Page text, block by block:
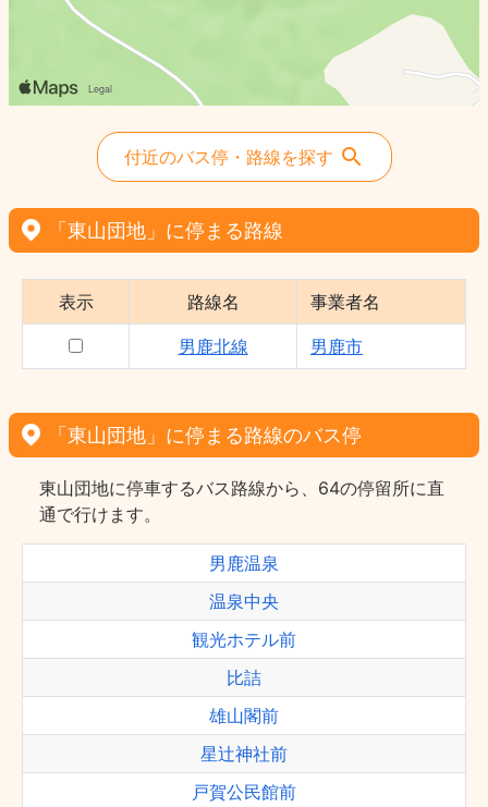
付近のバス停・路線を探す
「東山団地」に停まる路線
表示 路線名 事業者名
男鹿北線 男鹿市
「東山団地」に停まる路線のバス停
東山団地に停車するバス路線から、64の停留所に直
通で行けます。
男鹿温泉
温泉中央
観光ホテル前
比詰
雄山閣前
星辻神社前
戸賀公民館前